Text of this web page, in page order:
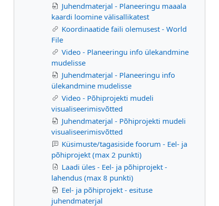
Juhendmaterjal - Planeeringu maaala
kaardi loomine välisallikatest
Koordinaatide faili olemusest - World
File
Video - Planeeringu info ülekandmine
mudelisse
Juhendmaterjal - Planeeringu info
ülekandmine mudelisse
Video - Põhiprojekti mudeli
visualiseerimisvõtted
Juhendmaterjal - Põhiprojekti mudeli
visualiseerimisvõtted
Küsimuste/tagasiside foorum - Eel- ja
põhiprojekt (max 2 punkti)
Laadi üles - Eel- ja põhiprojekt -
lahendus (max 8 punkti)
Eel- ja põhiprojekt - esituse
juhendmaterjal